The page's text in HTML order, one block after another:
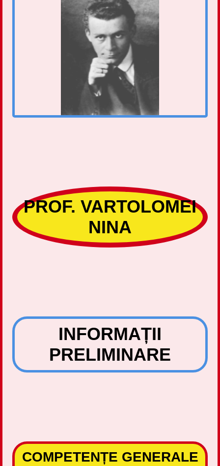
PROF. VARTOLOMEI
NINA
INFORMAȚII
PRELIMINARE
COMPETENȚE GENERALE